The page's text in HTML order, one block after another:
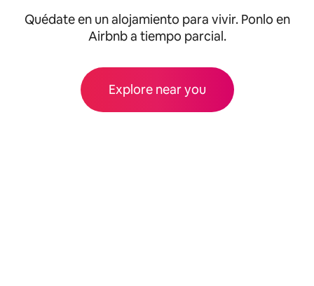
Quédate en un alojamiento para vivir. Ponlo en
Airbnb a tiempo parcial.
Explore near you